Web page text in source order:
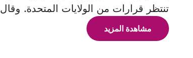
تنتظر قرارات من الولايات المتحدة.
مشاهدة المزيد